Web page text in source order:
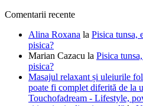
Comentarii recente
Alina Roxana la Pisica tunsa,
pisica?
Marian Cazacu la Pisica
pisica?
Masajul relaxant și uleiurile
poate fi complet diferită de la
Touchofadream - Lifestyle,